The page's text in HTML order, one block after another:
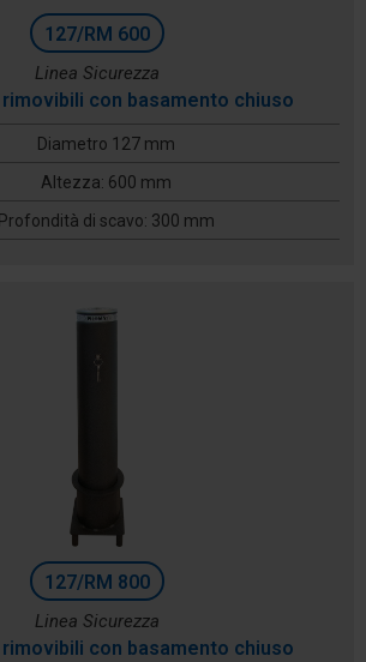
127/RM 600
Linea Sicurezza
con basamento chiuso
Diametro 127 mm
Altezza: 600 mm
Profondità di scavo: 300 mm
127/RM 800
Linea Sicurezza
con basamento chiuso